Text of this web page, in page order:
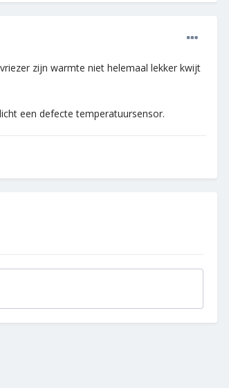
zijn warmte niet helemaal lekker kwijt
een defecte temperatuursensor.